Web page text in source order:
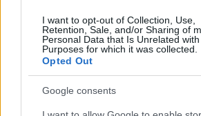
I want to opt-out of Collection, Use,
Retention, Sale, and/or Sharing of
Personal Data that Is Unrelated
Purposes for which it was collected.
Opted Out
Google consents